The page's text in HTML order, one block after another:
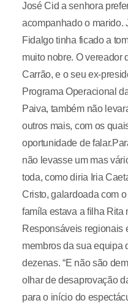
José Cid a senhora
acompanhado o marido.
Fidalgo tinha ficado a
muito nobre. O vereador
Carrão, e o seu ex-
Programa Operacional
Paiva, também não
outros mais, com os
oportunidade de
não levasse um mas
toda, como diria Iria
Cristo, galardoada com
famíla estava a filha Rita
Responsáveis regionais
membros da sua equipa
dezenas. “E não são
olhar de desaprovação
para o início do